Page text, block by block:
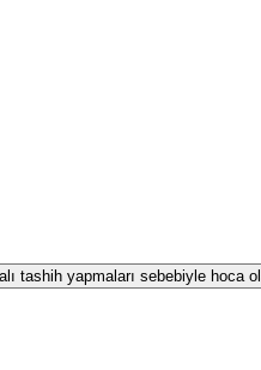
tashih yapmaları sebebiyle